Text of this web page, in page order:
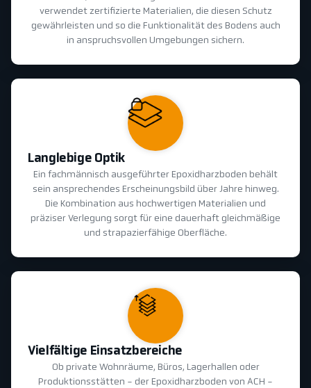
verwendet zertifizierte Materialien, die diesen Schutz
gewährleisten und so die Funktionalität des Bodens auch
in anspruchsvollen Umgebungen sichern.
Langlebige Optik
Ein fachmännisch ausgeführter Epoxidharzboden behält
sein ansprechendes Erscheinungsbild über Jahre hinweg.
Die Kombination aus hochwertigen Materialien und
präziser Verlegung sorgt für eine dauerhaft gleichmäßige
und strapazierfähige Oberfläche.
Vielfältige Einsatzbereiche
Ob private Wohnräume, Büros, Lagerhallen oder
Produktionsstätten - der Epoxidharzboden von ACH -